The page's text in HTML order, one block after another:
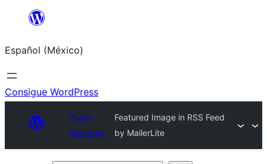
Saltar
contenido
Español (México)
Consigue WordPress
Plugin
Directory
Featured Image in RSS Feed
by MailerLite